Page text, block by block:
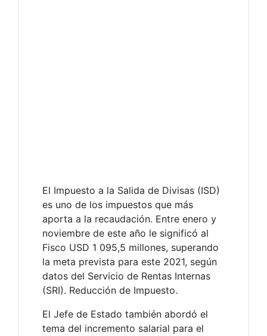
El Impuesto a la Salida de Divisas (ISD)
es uno de los impuestos que más
aporta a la recaudación. Entre enero y
noviembre de este año le significó al
Fisco USD 1 095,5 millones, superando
la meta prevista para este 2021, según
datos del Servicio de Rentas Internas
(SRI). Reducción de Impuesto.
El Jefe de Estado también abordó el
tema del incremento salarial para el